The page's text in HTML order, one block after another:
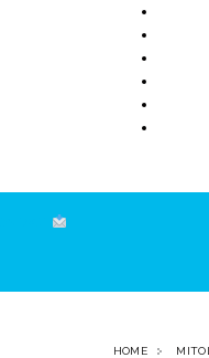
HOME